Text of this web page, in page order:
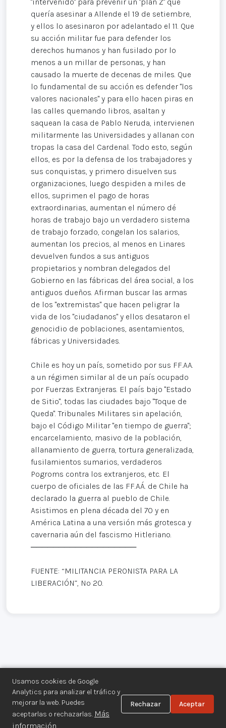
Usamos cookies de Google
Analytics para analizar el tráfico y
mejorar la web. Puedes
aceptarlas o rechazarlas. Más
información
Rechazar Aceptar
quería asesinar a Allende el 19 de setiembre,
y ellos lo asesinaron por adelantado el 11. Que
su acción militar fue para defender los
derechos humanos y han fusilado por lo
menos a un millar de personas, y han
causado la muerte de decenas de miles. Que
lo fundamental de su acción es defender "los
valores nacionales" y para ello hacen piras en
las calles quemando libros, asaltan y
saquean la casa de Pablo Neruda, intervienen
militarmente las Universidades y allanan con
tropas la casa del Cardenal. Todo esto, según
ellos, es por la defensa de los trabajadores y
sus conquistas, y primero disuelven sus
organizaciones, luego despiden a miles de
ellos, suprimen el pago de horas
extraordinarias, aumentan el número dé
horas de trabajo bajo un verdadero sistema
de trabajo forzado, congelan los salarios,
aumentan los precios, al menos en Linares
devuelven fundos a sus antiguos
propietarios y nombran delegados del
Gobierno en las fábricas del área social, a los
antiguos dueños. Afirman buscar las armas
de los "extremistas" que hacen peligrar la
vida de los "ciudadanos" y ellos desataron el
genocidio de poblaciones, asentamientos,
fábricas y Universidades.
Chile es hoy un país, sometido por sus FF.AA.
a un régimen similar al de un país ocupado
por Fuerzas Extranjeras. El país bajo "Estado
de Sitio", todas las ciudades bajo "Toque de
Queda". Tribunales Militares sin apelación,
bajo el Código Militar "en tiempo de guerra";
encarcelamiento, masivo de la población,
allanamiento de guerra, tortura generalizada,
fusilamientos sumarios, verdaderos
Pogroms contra los extranjeros, etc. El
cuerpo de oficiales de las FF.AÁ. de Chile ha
declarado la guerra al pueblo de Chile.
Asistimos en plena década del 70 y en
América Latina a una versión más grotesca y
cavernaria aún del fascismo Hitleriano.
───────────────────
FUENTE: “MILITANCIA PERONISTA PARA LA
LIBERACIÓN”, Nº 20.
Centro de Documentación de los
Movimientos Armados©